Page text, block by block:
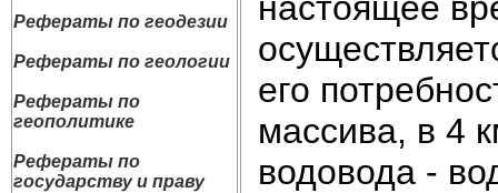
Рефераты по геодезии
Рефераты по геологии
Рефераты по
геополитике
Рефераты по
государству и праву
его
массива, в 4
водовода -